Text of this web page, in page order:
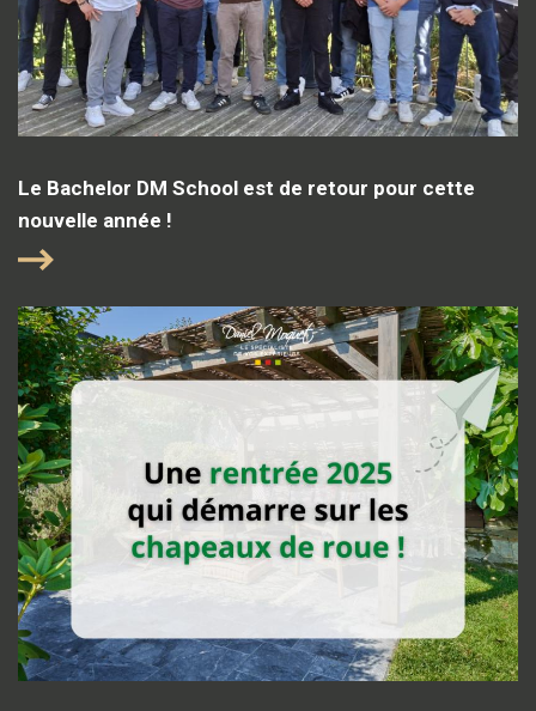
Le Bachelor DM School est de retour pour cette
nouvelle année !